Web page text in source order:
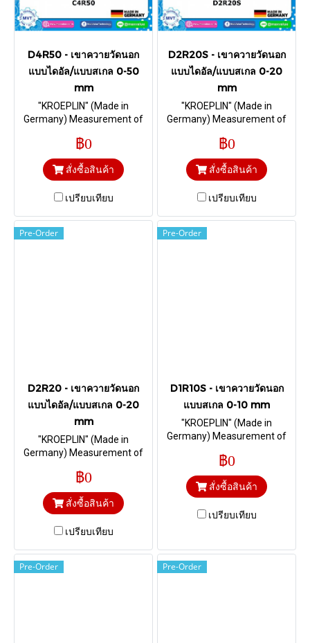
D4R50 - เขาควายวัดนอก
แบบไดอัล/แบบสเกล 0-50
mm
"KROEPLIN" (Made in
Germany) Measurement of
50 mm. & Depth 169 mm. HM-
Ball Ø 3 mm
฿0
สั่งซื้อสินค้า
เปรียบเทียบ
D2R20S - เขาควายวัดนอก
แบบไดอัล/แบบสเกล 0-20
mm
"KROEPLIN" (Made in
Germany) Measurement of
20 mm. & Depth 85 mm.
Chisel R 0,4 mm
฿0
สั่งซื้อสินค้า
เปรียบเทียบ
Pre-Order
D2R20 - เขาควายวัดนอก
แบบไดอัล/แบบสเกล 0-20
mm
"KROEPLIN" (Made in
Germany) Measurement of
20 mm. & Depth 85 mm. HM-
Ball Ø 1,5 mm
฿0
สั่งซื้อสินค้า
เปรียบเทียบ
Pre-Order
D1R10S - เขาควายวัดนอก
แบบสเกล 0-10 mm
"KROEPLIN" (Made in
Germany) Measurement of
Range 0-10 mm. & Depth 35
mm. Chisel R 0,4 mm
฿0
สั่งซื้อสินค้า
เปรียบเทียบ
Pre-Order Pre-Order